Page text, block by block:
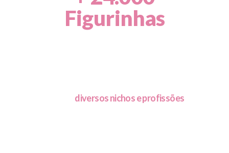
Figurinhas
diversos nichos e profissões